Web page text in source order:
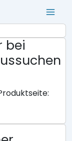
bei